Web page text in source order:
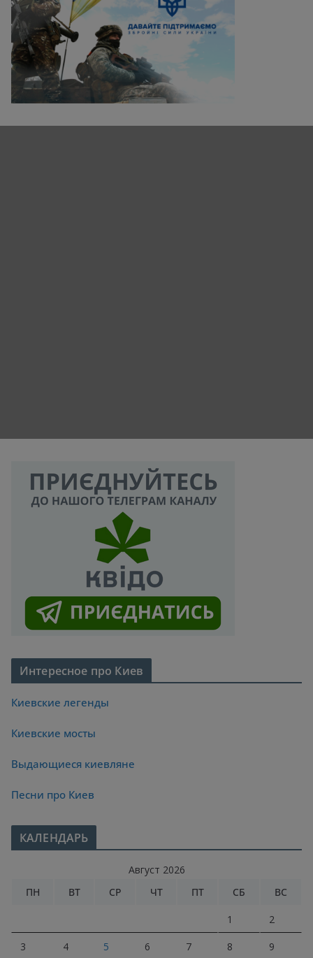
Интересное про Киев
Киевские легенды
Киевские мосты
Выдающиеся киевляне
Песни про Киев
КАЛЕНДАРЬ
Август 2026
ПН
ВТ СР ЧТ ПТ СБ ВС
1 2
3 4 5 6 7 8 9